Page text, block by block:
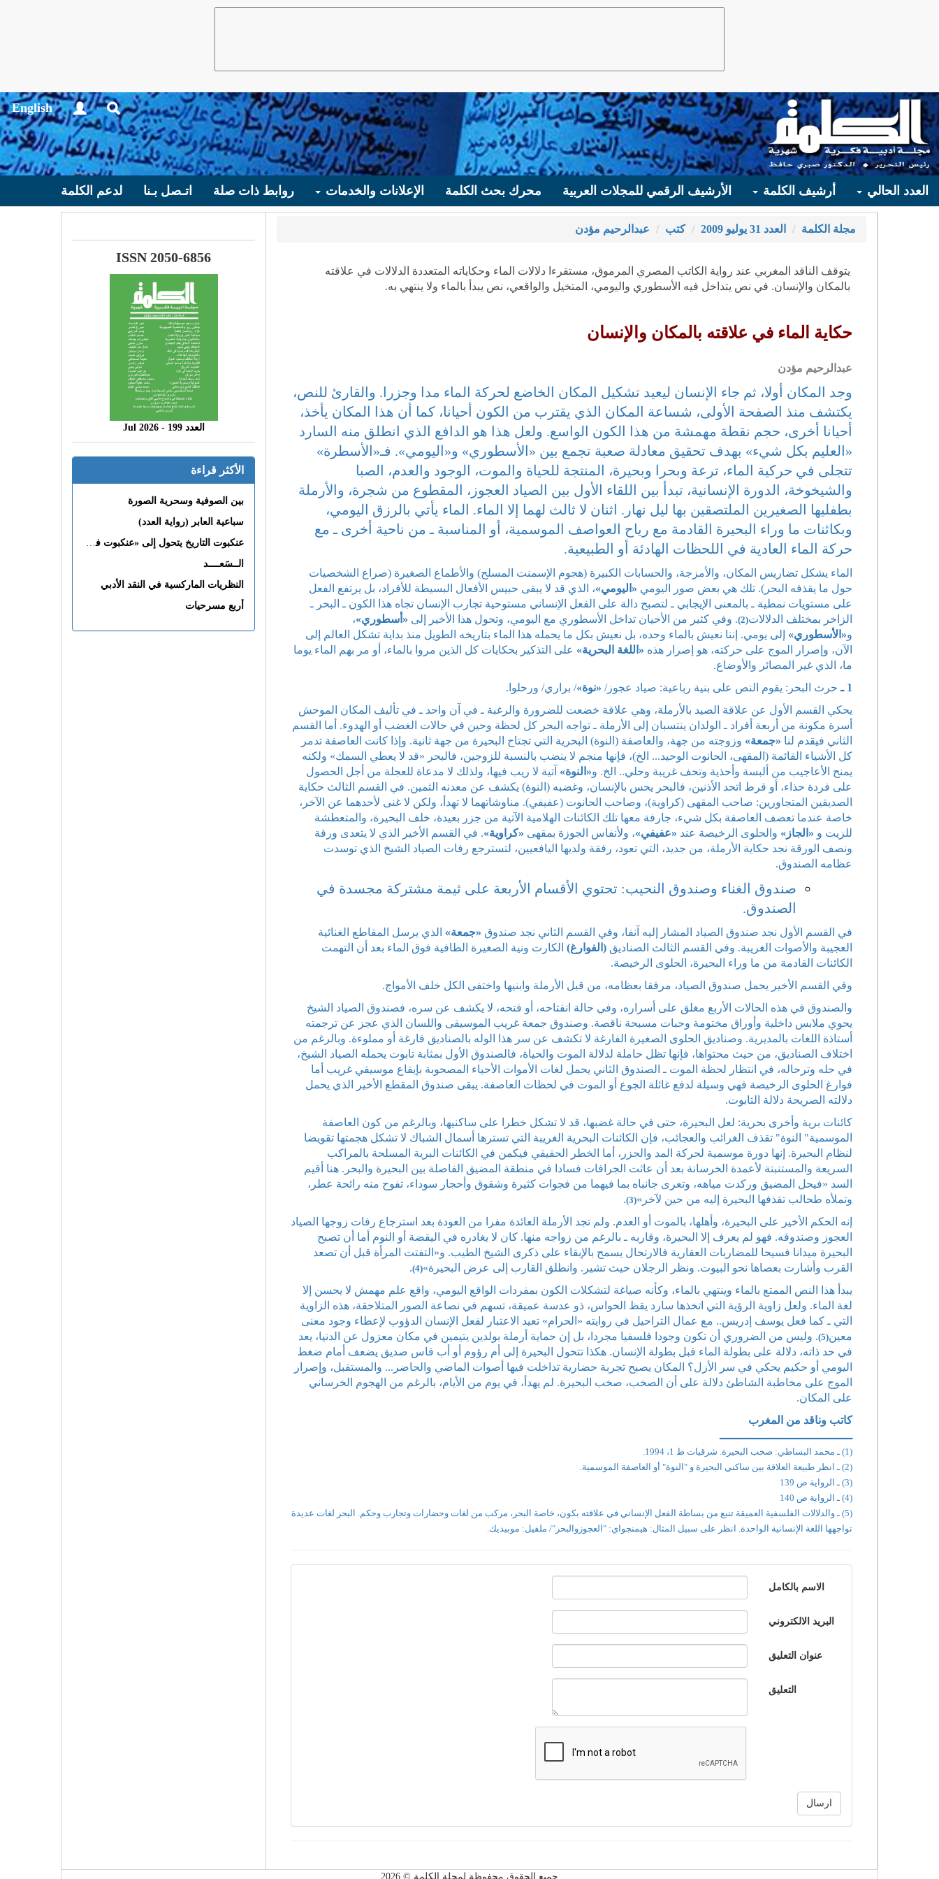
English
العدد الحالي أرشيف الكلمة الأرشيف الرقمي للمجلات العربية محرك بحث الكلمة الإعلانات والخدمات روابط ذات صلة اتـصل بـنا لدعم الكلمة
مجلة الكلمة العدد 31 يوليو 2009 كتب عبدالرحيم مؤدن
يتوقف الناقد المغربي عند رواية الكاتب المصري المرموق، مستقرءا دلالات الماء وحكاياته المتعددة الدلالات في علاقته
بالمكان والإنسان. في نص يتداخل فيه الأسطوري واليومي، المتخيل والواقعي، نص يبدأ بالماء ولا ينتهي به.
حكاية الماء في علاقته بالمكان والإنسان
عبدالرحيم مؤدن
وجد المكان أولا، ثم جاء الإنسان ليعيد تشكيل المكان الخاضع لحركة الماء مدا وجزرا. والقارئ للنص،
يكتشف منذ الصفحة الأولى، شساعة المكان الذي يقترب من الكون أحيانا، كما أن هذا المكان يأخذ،
أحيانا أخرى، حجم نقطة مهمشة من هذا الكون الواسع. ولعل هذا هو الدافع الذي انطلق منه السارد
«العليم بكل شيء» بهدف تحقيق معادلة صعبة تجمع بين «الأسطوري» و«اليومي». فـ«الأسطرة»
تتجلى في حركية الماء، ترعة وبحرا وبحيرة، المنتجة للحياة والموت، الوجود والعدم، الصبا
والشيخوخة، الدورة الإنسانية، تبدأ بين اللقاء الأول بين الصياد العجوز، المقطوع من شجرة، والأرملة
بطفليها الصغيرين الملتصقين بها ليل نهار. اثنان لا ثالث لهما إلا الماء. الماء يأتي بالرزق اليومي،
وبكائنات ما وراء البحيرة القادمة مع رياح العواصف الموسمية، أو المناسبة ـ من ناحية أخرى ـ مع
حركة الماء العادية في اللحظات الهادئة أو الطبيعية.
الماء يشكل تضاريس المكان، والأمزجة، والحسابات الكبيرة (هجوم الإسمنت المسلح) والأطماع الصغيرة (صراع الشخصيات
حول ما يقذفه البحر). تلك هي بعض صور اليومي «اليومي»، الذي قد لا يبقى حبيس الأفعال البسيطة للأفراد، بل يرتفع الفعل
على مستويات نمطية ـ بالمعنى الإيجابي ـ لتصبح دالة على الفعل الإنساني مستوحية تجارب الإنسان تجاه هذا الكون ـ البحر ـ
الزاخر بمختلف الدلالات(2) . وفي كثير من الأحيان تداخل الأسطوري مع اليومي، وتحول هذا الأخير إلى «أسطوري»،
و«الأسطوري» إلى يومي. إننا نعيش بالماء وحده، بل نعيش بكل ما يحمله هذا الماء بتاريخه الطويل منذ بداية تشكل العالم إلى
الآن، وإصرار الموج على حركته، هو إصرار هذه «اللغة البحرية» على التذكير بحكايات كل الذين مروا بالماء، أو مر بهم الماء يوما
ما، الذي غير المصائر والأوضاع.
1 ـ حرث البحر: يقوم النص على بنية رباعية: صياد عجوز/ «نوة»/ براري/ ورحلوا.
يحكي القسم الأول عن علاقة الصيد بالأرملة، وهي علاقة خضعت للضرورة والرغبة ـ في آن واحد ـ في تأليف المكان الموحش
أسرة مكونة من أربعة أفراد ـ الولدان ينتسبان إلى الأرملة ـ تواجه البحر كل لحظة وحين في حالات الغضب أو الهدوء. أما القسم
الثاني فيقدم لنا «جمعة» وزوجته من جهة، والعاصفة (النوة) البحرية التي تجتاح البحيرة من جهة ثانية. وإذا كانت العاصفة تدمر
كل الأشياء القائمة (المقهى، الحانوت الوحيد... الخ)، فإنها منجم لا ينضب بالنسبة للزوجين، فالبحر «قد لا يعطي السمك» ولكنه
يمنح الأعاجيب من ألبسة وأحذية وتحف غريبة وحلي.. الخ. و«النوة» آتية لا ريب فيها، ولذلك لا مدعاة للعجلة من أجل الحصول
على فردة حذاء، أو قرط اتحد الأذنين، فالبحر يحس بالإنسان، وغضبه (النوة) يكشف عن معدنه الثمين. في القسم الثالث حكاية
الصديقين المتجاورين: صاحب المقهى (كراوية)، وصاحب الحانوت (عفيفي). مناوشاتهما لا تهدأ، ولكن لا غنى لأحدهما عن الآخر،
خاصة عندما تعصف العاصفة بكل شيء، جارفة معها تلك الكائنات الهلامية الآتية من جزر بعيدة، خلف البحيرة، والمتعطشة
للزيت و «الجاز» والحلوى الرخيصة عند «عفيفي»، ولأنفاس الجوزة بمقهى «كراوية». في القسم الأخير الذي لا يتعدى ورقة
ونصف الورقة نجد حكاية الأرملة، من جديد، التي تعود، رفقة ولديها اليافعيين، لتسترجع رفات الصياد الشيخ الذي توسدت
عظامه الصندوق.
صندوق الغناء وصندوق النحيب: تحتوي الأقسام الأربعة على ثيمة مشتركة مجسدة في
الصندوق.
في القسم الأول نجد صندوق الصياد المشار إليه آنفا، وفي القسم الثاني نجد صندوق «جمعة» الذي يرسل المقاطع الغنائية
العجيبة والأصوات الغريبة. وفي القسم الثالث الصناديق (الفوارغ) الكارت ونية الصغيرة الطافية فوق الماء بعد أن التهمت
الكائنات القادمة من ما وراء البحيرة، الحلوى الرخيصة.
وفي القسم الأخير يحمل صندوق الصياد، مرفقا بعظامه، من قبل الأرملة وابنيها واختفى الكل خلف الأمواج.
والصندوق في هذه الحالات الأربع مغلق على أسراره، وفي حالة انفتاحه، أو فتحه، لا يكشف عن سره، فصندوق الصياد الشيخ
يحوي ملابس داخلية وأوراق مختومة وحبات مسبحة ناقصة. وصندوق جمعة غريب الموسيقى واللسان الذي عجز عن ترجمته
أستاذة اللغات بالمديرية. وصناديق الحلوى الصغيرة الفارغة لا تكشف عن سر هذا الوله بالصناديق فارغة أو مملوءة. وبالرغم من
اختلاف الصناديق، من حيث محتواها، فإنها تظل حاملة لدلالة الموت والحياة، فالصندوق الأول بمثابة تابوت يحمله الصياد الشيخ،
في حله وترحاله، في انتظار لحظة الموت ـ الصندوق الثاني يحمل لغات الأموات الأحياء المصحوبة بإيقاع موسيقي غريب أما
فوارغ الحلوى الرخيصة فهي وسيلة لدفع غائلة الجوع أو الموت في لحظات العاصفة. يبقى صندوق المقطع الأخير الذي يحمل
دلالته الصريحة دلالة التابوت.
كائنات برية وأخرى بحرية: لعل البحيرة، حتى في حالة غضبها، قد لا تشكل خطرا على ساكنيها، وبالرغم من كون العاصفة
الموسمية" النوة" تقذف الغرائب والعجائب، فإن الكائنات البحرية الغريبة التي تسترها أسمال الشباك لا تشكل هجمتها تقويضا
لنظام البحيرة. إنها دورة موسمية لحركة المد والجزر، أما الخطر الحقيقي فيكمن في الكائنات البرية المسلحة بالمراكب
السريعة والمستنبتة لأعمدة الخرسانة بعد أن عاثت الجرافات فسادا في منطقة المضيق الفاصلة بين البحيرة والبحر. هنا أقيم
السد «فيحل المضيق وركدت مياهه، وتعرى جانباه بما فيهما من فجوات كثيرة وشقوق وأحجار سوداء، تفوح منه رائحة عطر،
وتملأه طحالب تقذفها البحيرة إليه من حين لآخر»(3)
.
إنه الحكم الأخير على البحيرة، وأهلها، بالموت أو العدم. ولم تجد الأرملة العائدة مفرا من العودة بعد استرجاع رفات زوجها الصياد
العجوز وصندوقه. فهو لم يعرف إلا البحيرة، وقاربه ـ بالرغم من زواجه منها. كان لا يغادره في اليقضة أو النوم أما أن تصبح
البحيرة ميدانا فسيحا للمضاربات العقارية فالارتحال يسمح بالإبقاء على ذكرى الشيخ الطيب. و«التفتت المرأة قبل أن تصعد
القرب وأشارت بعصاها نحو البيوت. ونظر الرجلان حيث تشير. وانطلق القارب إلى عرض البحيرة»(4)
.
يبدأ هذا النص الممتع بالماء وينتهي بالماء، وكأنه صياغة لتشكلات الكون بمفردات الواقع اليومي، واقع علم مهمش لا يحسن إلا
لغة الماء. ولعل زاوية الرؤية التي اتخذها سارد يقظ الحواس، ذو عدسة عميقة، تسهم في نصاعة الصور المتلاحقة، هذه الزاوية
التي ـ كما فعل يوسف إدريس.. مع عمال التراحيل في روايته «الحرام» تعيد الاعتبار لفعل الإنسان الدؤوب لإعطاء وجود معنى
معين(5)
. وليس من الضروري أن تكون وجودا فلسفيا مجردا، بل إن حماية أرملة بولدين يتيمين في مكان معزول عن الدنيا، يعد
في حد ذاته، دلالة على بطولة الماء قبل بطولة الإنسان. هكذا تتحول البحيرة إلى أم رؤوم أو أب قاس صديق يضعف أمام ضغط
اليومي أو حكيم يحكي في سر الأزل؟ المكان يصبح تجربة حضارية تداخلت فيها أصوات الماضي والحاضر... والمستقبل، وإصرار
الموج على مخاطبة الشاطئ دلالة على أن الصخب، صخب البحيرة. لم يهدأ، في يوم من الأيام، بالرغم من الهجوم الخرساني
على المكان.
كاتب وناقد من المغرب
ــــــــــــــــــــــــــــــــــــــ
(1) ـ محمد البساطي: صخب البحيرة. شرقيات ط 1، 1994.
(2) ـ انظر طبيعة العلاقة بين ساكني البحيرة و "النوة" أو العاصفة الموسمية.
(3) ـ الرواية ص 139
(4) ـ الرواية ص 140
(5) ـ والدلالات الفلسفية العميقة تنبع من بساطة الفعل الإنساني في علاقته بكون، خاصة البحر، مركب من لغات وحضارات وتجارب وحكم. البحر لغات عديدة
تواجهها اللغة الإنسانية الواحدة. انظر على سبيل المثال: هيمنجواي: "العجوزوالبحر"/ ملفيل: موبيديك.
الاسم بالكامل
البريد الالكتروني
عنوان التعليق
التعليق
ارسال
ISSN 2050-6856
العدد 199 - 2026 Jul
الأكثر قراءة
بين الصوفية وسحرية الصورة
سباعية العابر (رواية العدد)
عنكبوت التاريخ يتحول إلى «عنكبوت فى القلب»
الــسَعــــد
النظريات الماركسية في النقد الأدبي
أربع مسرحيات
جميع الحقوق محفوظة لمجلة الكلمة © 2026